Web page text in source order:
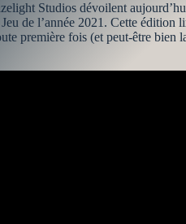
Studios dévoilent
de l’année 2021. Cette édition
première fois (et peut-être bien